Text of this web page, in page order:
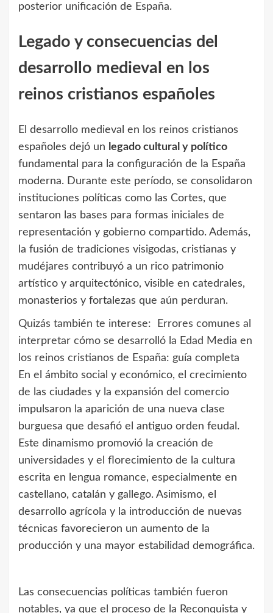
posterior unificación de España.
Legado y consecuencias del
desarrollo medieval en los
reinos cristianos españoles
El desarrollo medieval en los reinos cristianos
españoles dejó un legado cultural y político
fundamental para la configuración de la España
moderna. Durante este período, se consolidaron
instituciones políticas como las Cortes, que
sentaron las bases para formas iniciales de
representación y gobierno compartido. Además,
la fusión de tradiciones visigodas, cristianas y
mudéjares contribuyó a un rico patrimonio
artístico y arquitectónico, visible en catedrales,
monasterios y fortalezas que aún perduran.
Quizás también te interese:
Errores comunes al
interpretar cómo se desarrolló la Edad Media en
los reinos cristianos de España: guía completa
En el ámbito social y económico, el crecimiento
de las ciudades y la expansión del comercio
impulsaron la aparición de una nueva clase
burguesa que desafió el antiguo orden feudal.
Este dinamismo promovió la creación de
universidades y el florecimiento de la cultura
escrita en lengua romance, especialmente en
castellano, catalán y gallego. Asimismo, el
desarrollo agrícola y la introducción de nuevas
técnicas favorecieron un aumento de la
producción y una mayor estabilidad demográfica.
Las consecuencias políticas también fueron
notables, ya que el proceso de la Reconquista y